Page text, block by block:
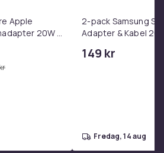
versionerfēnix 6X – Pro-
Apple
20W +
2-pack Samsung
Adapter & Kabel
149 kr
fredag, 14 aug